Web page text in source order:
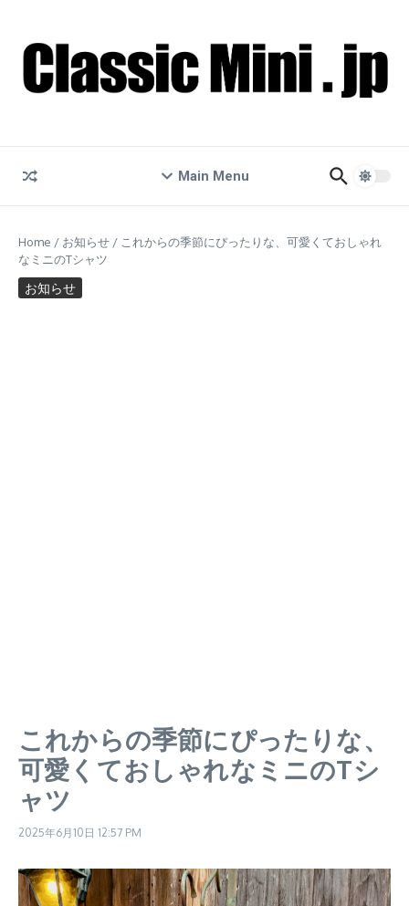
Main Menu
Home / お知らせ / これからの季節にぴったりな、可愛くておしゃれ
なミニのTシャツ
お知らせ
これからの季節にぴったりな、
可愛くておしゃれなミニのTシ
ャツ
2025年6月10日 12:57 PM